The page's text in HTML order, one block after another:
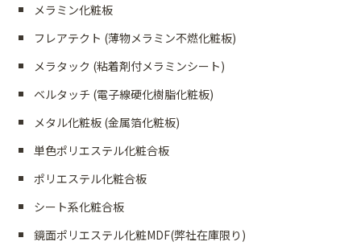
メラミン化粧板
フレアテクト (薄物メラミン不燃化粧板)
メラタック (粘着剤付メラミンシート)
ベルタッチ (電子線硬化樹脂化粧板)
メタル化粧板 (金属箔化粧板)
単色ポリエステル化粧合板
ポリエステル化粧合板
シート系化粧合板
鏡面ポリエステル化粧MDF(弊社在庫限り)